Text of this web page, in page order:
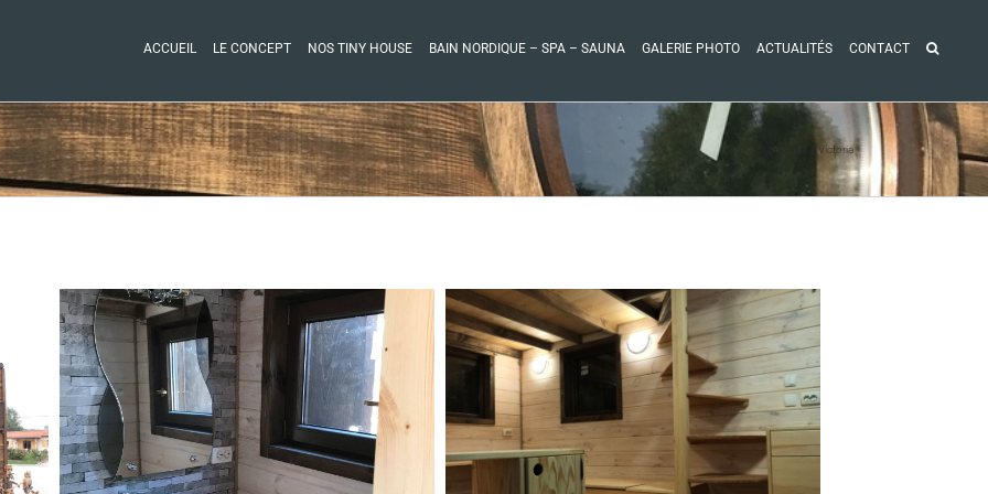
ACCUEIL LE CONCEPT NOS TINY HOUSE BAIN NORDIQUE – SPA – SAUNA GALERIE PHOTO ACTUALITÉS CONTACT
Victoria